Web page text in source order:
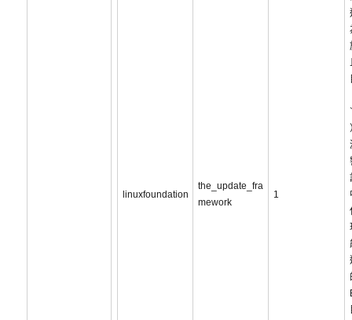
linuxfoundation
the_update_fra
mework
1